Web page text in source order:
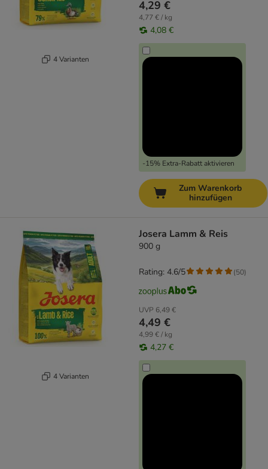
4 Varianten
4,29 €
4,77 € / kg
4,08 €
-15% Extra-Rabatt aktivieren
Zum Warenkorb
hinzufügen
4 Varianten
Josera Lamm & Reis
900 g
UVP 6,49 €
4,49 €
4,99 € / kg
4,27 €
Rating: 4.6/5 (50)